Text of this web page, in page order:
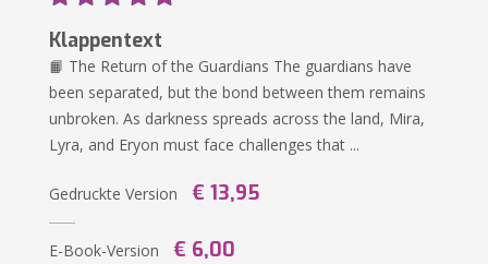
Klappentext
📙 The Return of the Guardians The guardians have
been separated, but the bond between them remains
unbroken. As darkness spreads across the land, Mira,
Lyra, and Eryon must face challenges that ...
Gedruckte Version € 13,95
E-Book-Version € 6,00